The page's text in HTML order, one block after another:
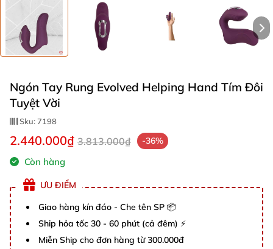
Ngón Tay Rung Evolved Helping Hand Tím Đôi
Tuyệt Vời
Sku:7198
2.440.000₫ 3.813.000₫ -36%
Còn hàng
ƯU ĐIỂM
Giao hàng kín đáo - Che tên SP 📦
Ship hỏa tốc 30 - 60 phút (cả đêm) ⚡
Miễn Ship cho đơn hàng từ 300.000đ